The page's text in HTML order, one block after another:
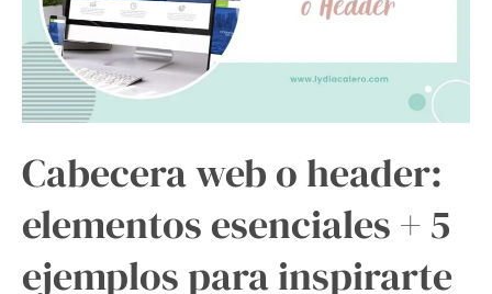
Cabecera web o header:
elementos esenciales + 5
ejemplos para inspirarte
esenciales
+
5
ejemplos
para